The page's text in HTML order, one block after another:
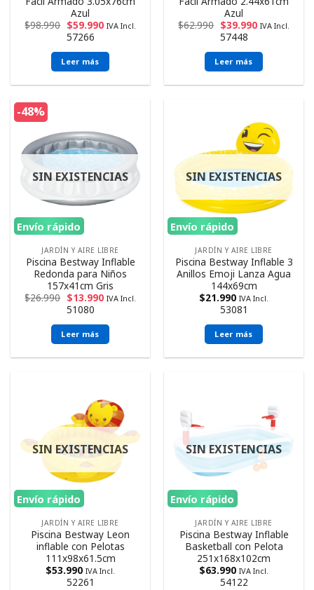
Azul
$98.990 $59.990 IVA Incl.
57266
Leer más
Azul
$62.990 $39.990 IVA Incl.
57448
Leer más
-48%
Envío rápido
SIN EXISTENCIAS
JARDÍN Y AIRE LIBRE
Piscina Bestway Inflable
Redonda para Niños
157x41cm Gris
$26.990 $13.990 IVA Incl.
51080
Leer más
Envío rápido
SIN EXISTENCIAS
JARDÍN Y AIRE LIBRE
Piscina Bestway Inflable 3
Anillos Emoji Lanza Agua
144x69cm
$21.990 IVA Incl.
53081
Leer más
Envío rápido
SIN EXISTENCIAS
JARDÍN Y AIRE LIBRE
Piscina Bestway Leon
inflable con Pelotas
111x98x61.5cm
$53.990 IVA Incl.
52261
Envío rápido
SIN EXISTENCIAS
JARDÍN Y AIRE LIBRE
Piscina Bestway Inflable
Basketball con Pelota
251x168x102cm
$63.990 IVA Incl.
54122